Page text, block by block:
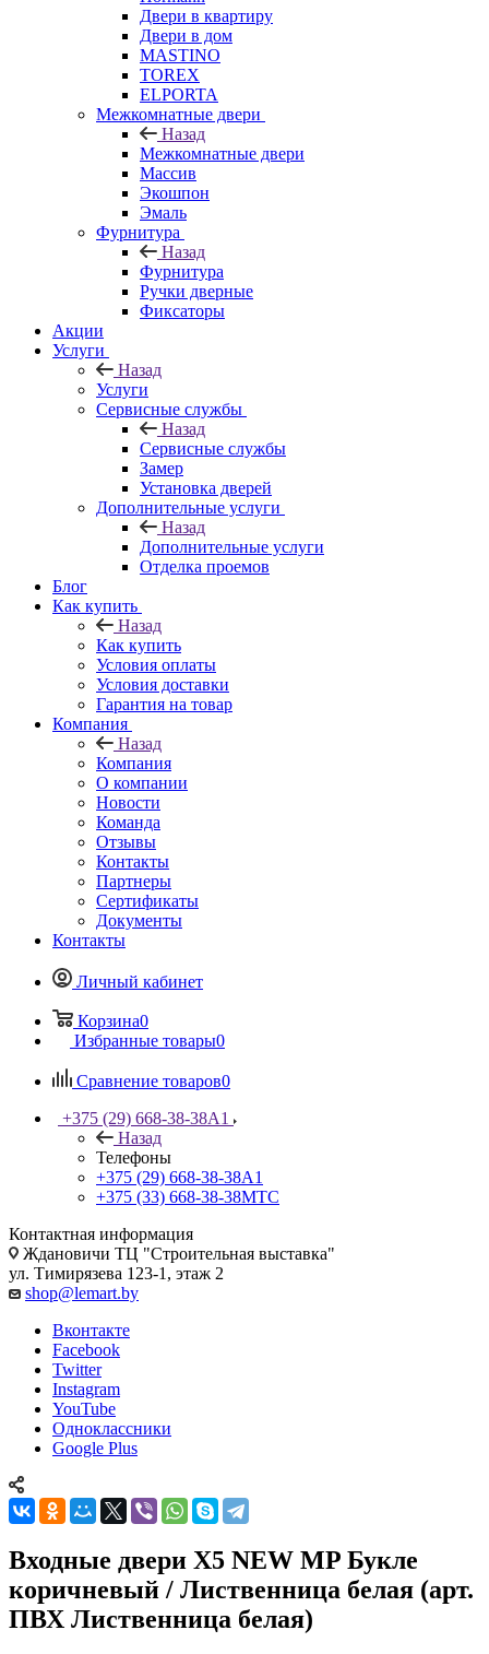
Двери в квартиру
Двери в дом
MASTINO
TOREX
ELPORTA
Межкомнатные двери
Назад
Межкомнатные двери
Массив
Экошпон
Эмаль
Фурнитура
Назад
Фурнитура
Ручки дверные
Фиксаторы
Акции
Услуги
Назад
Услуги
Сервисные службы
Назад
Сервисные службы
Замер
Установка дверей
Дополнительные услуги
Назад
Дополнительные услуги
Отделка проемов
Блог
Как купить
Назад
Как купить
Условия оплаты
Условия доставки
Гарантия на товар
Компания
Назад
Компания
О компании
Новости
Команда
Отзывы
Контакты
Партнеры
Сертификаты
Документы
Контакты
Личный кабинет
Корзина0
Избранные товары0
Сравнение товаров0
+375 (29) 668-38-38A1
Назад
Телефоны
+375 (29) 668-38-38A1
+375 (33) 668-38-38МТС
Контактная информация
Ждановичи ТЦ "Строительная выставка"
ул. Тимирязева 123-1, этаж 2
shop@lemart.by
Вконтакте
Facebook
Twitter
Instagram
YouTube
Одноклассники
Google Plus
Входные двери Х5 NEW MP Букле
коричневый / Лиственница белая (арт.
ПВХ Лиственница белая)